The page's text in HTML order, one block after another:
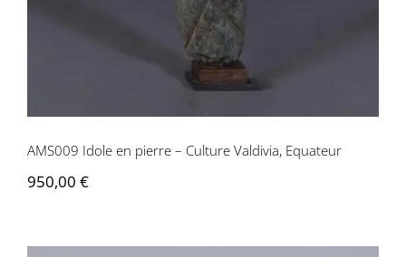
AMS009 Idole en pierre – Culture Valdivia, Equateur
950,00 €